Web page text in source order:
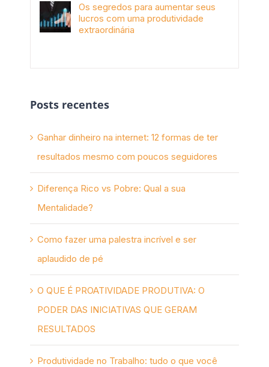
Os segredos para aumentar seus
lucros com uma produtividade
extraordinária
Posts recentes
Ganhar dinheiro na internet: 12 formas de ter
resultados mesmo com poucos seguidores
Diferença Rico vs Pobre: Qual a sua
Mentalidade?
Como fazer uma palestra incrível e ser
aplaudido de pé
O QUE É PROATIVIDADE PRODUTIVA: O
PODER DAS INICIATIVAS QUE GERAM
RESULTADOS
Produtividade no Trabalho: tudo o que você